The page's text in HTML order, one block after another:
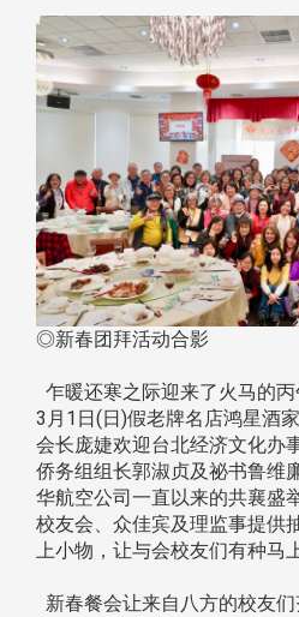
◎新春团拜活动合影
乍暖还寒之际迎来了火马的
3月1日(日)假老牌名店鸿星酒
会长庞婕欢迎台北经济文化办
侨务组组长郭淑贞及祕书鲁维
华航空公司一直以来的共襄盛
校友会、众佳宾及理监事提供
上小物，让与会校友们有种马
新春餐会让来自八方的校友